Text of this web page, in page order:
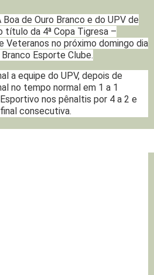
de Ouro Branco e do UPV de
título da 4ª Copa Tigresa –
Veteranos no próximo domingo dia
Esporte Clube.
a equipe do UPV, depois de
no tempo normal em 1 a 1
nos pênaltis por 4 a 2 e
consecutiva.